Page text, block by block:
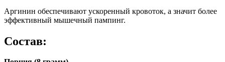
Аргинин обеспечивают ускоренный кровоток, а значит более
эффективный мышечный пампинг.
Cостав: